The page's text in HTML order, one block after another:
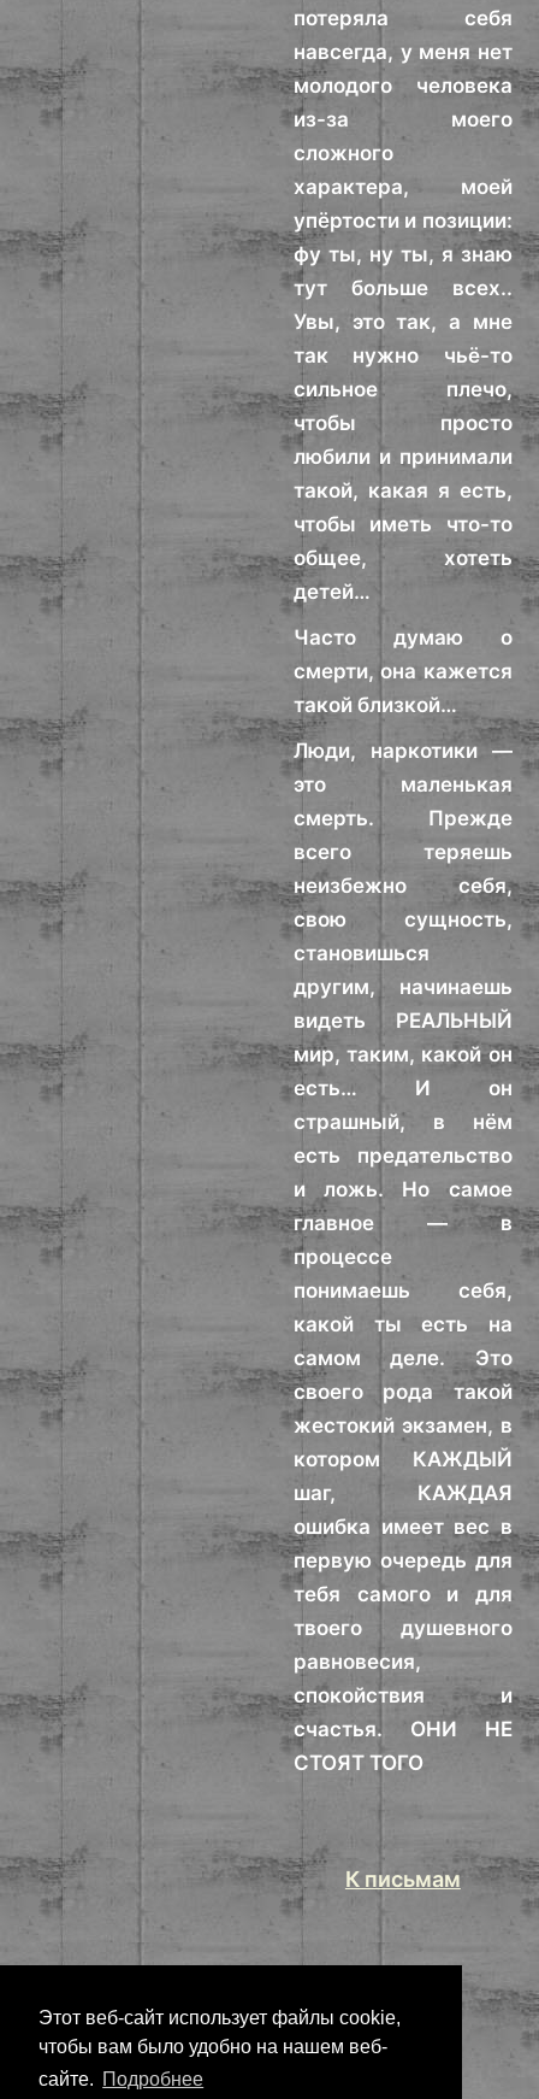
Этот веб-сайт использует файлы cookie,
чтобы вам было удобно на нашем веб-
сайте. Подробнее
потеряла себя
навсегда, у меня нет
молодого человека
из-за моего
сложного
характера, моей
упёртости и позиции:
фу ты, ну ты, я знаю
тут больше всех..
Увы, это так, а мне
так нужно чьё-то
сильное плечо,
чтобы просто
любили и принимали
такой, какая я есть,
чтобы иметь что-то
общее, хотеть
детей…
Часто думаю о
смерти, она кажется
такой близкой…
Люди, наркотики —
это маленькая
смерть. Прежде
всего теряешь
неизбежно себя,
свою сущность,
становишься
другим, начинаешь
видеть РЕАЛЬНЫЙ
мир, таким, какой он
есть… И он
страшный, в нём
есть предательство
и ложь. Но самое
главное — в
процессе
понимаешь себя,
какой ты есть на
самом деле. Это
своего рода такой
жестокий экзамен, в
котором КАЖДЫЙ
шаг, КАЖДАЯ
ошибка имеет вес в
первую очередь для
тебя самого и для
твоего душевного
равновесия,
спокойствия и
счастья. ОНИ НЕ
СТОЯТ ТОГО
К письмам